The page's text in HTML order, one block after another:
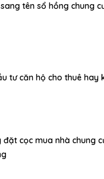
tên sổ hồng chung
tư căn hộ cho thuê hay
đặt cọc mua nhà chung